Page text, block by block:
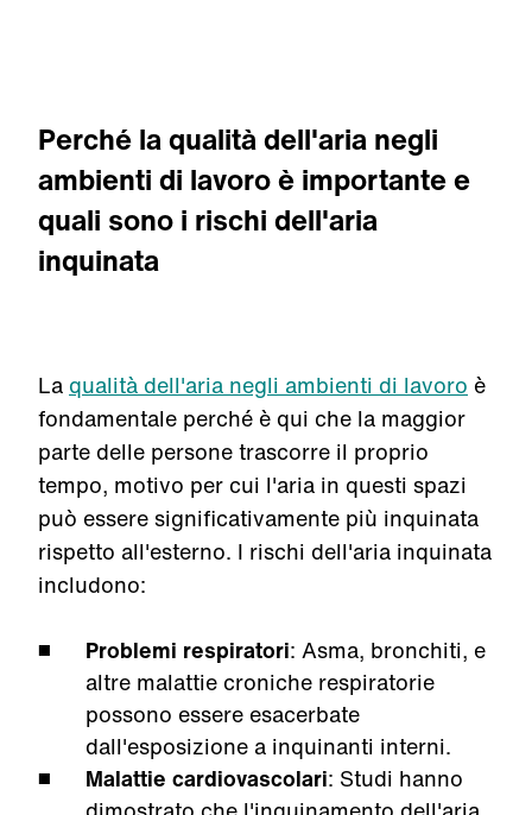
Perché la qualità dell'aria negli
ambienti di lavoro è importante e
quali sono i rischi dell'aria
inquinata
La qualità dell'aria negli ambienti di lavoro è
fondamentale perché è qui che la maggior
parte delle persone trascorre il proprio
tempo, motivo per cui l'aria in questi spazi
può essere significativamente più inquinata
rispetto all'esterno. I rischi dell'aria inquinata
includono:
Problemi respiratori: Asma, bronchiti, e
altre malattie croniche respiratorie
possono essere esacerbate
dall'esposizione a inquinanti interni.
Malattie cardiovascolari: Studi hanno